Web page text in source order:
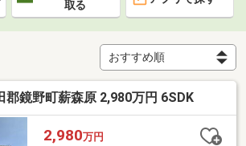
取る
郡鏡野町薪森原 2,980万円 6SDK
2,980万円